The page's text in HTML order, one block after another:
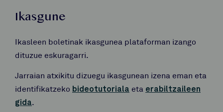
Ikasgune
Ikasleen boletinak ikasgunea plataforman izango
dituzue eskuragarri.
Jarraian atxikitu dizuegu ikasgunean izena eman eta
identifikatzeko bideotutoriala eta erabiltzaileen
gida.